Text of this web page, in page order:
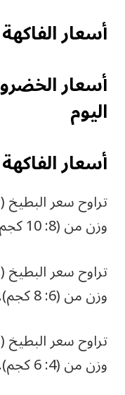
أسعار
أسعار
اليوم
أسعار
وزن من (8: 10 كجم).
وزن من (6: 8 كجم).
وزن من (4: 6 كجم).